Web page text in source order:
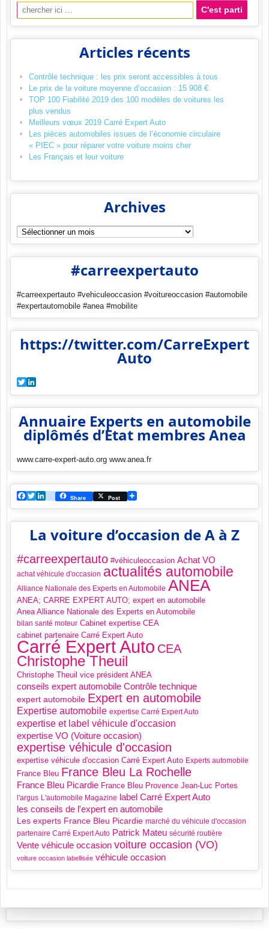
Recherche pour:
Articles récents
Contrôle technique : les prix seront accessibles à tous
Le prix de la voiture moyenne d’occasion : 15 908 €
TOP 100 Fiabilité 2019 des 100 modèles de voitures les
plus vendus
Meilleurs vœux 2019 Carré Expert Auto
Les pièces automobiles issues de l’économie circulaire
« PIEC » pour réparer votre voiture moins cher
Les Français et leur voiture
Archives
Archives
#carreexpertauto
#carreexpertauto #vehiculeoccasion #voitureoccasion #automobile
#expertautomobile #anea #mobilite
https://twitter.com/CarreExpert
Auto
Twitter
Annuaire Experts en automobile
diplômés d’Etat membres Anea
www.carre-expert-auto.org www.anea.fr
Facebook
TwitterLinkedIn
viadeo
Share Post
La voiture d’occasion de A à Z
#carreexpertauto #véhiculeoccasion Achat VO
achat véhicule d'occasion actualités automobile
Alliance Nationale des Experts en Automobile ANEA
ANEA; CARRE EXPERT AUTO; expert en automobile
Anea Alliance Nationale des Experts en Automobile
bilan santé moteur Cabinet expertise CEA
cabinet partenaire Carré Expert Auto
Carré Expert Auto CEA
Christophe Theuil
Christophe Theuil vice président ANEA
conseils expert automobile Contrôle technique
expert automobile Expert en automobile
Expertise automobile expertise Carré Expert Auto
expertise et label véhicule d'occasion
expertise VO (Voiture occasion)
expertise véhicule d'occasion
expertise véhicule d'occasion Carré Expert Auto Experts automobile
France Bleu France Bleu La Rochelle
France Bleu Picardie France Bleu Provence Jean-Luc Portes
l'argus L'automobile Magazine label Carré Expert Auto
les conseils de l'expert en automobile
Les experts France Bleu Picardie marché du véhicule d'occasion
partenaire Carré Expert Auto Patrick Mateu sécurité routière
Vente véhicule occasion voiture occasion (VO)
voiture occasion labellisée véhicule occasion